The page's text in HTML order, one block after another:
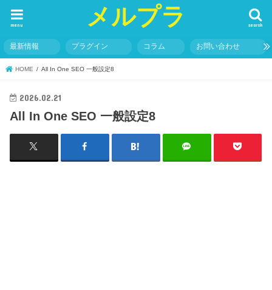
メルプラ search
menu
最新情報 プラグイン コラム お問い合わせ
HOME All In One SEO 一般設定8
2026.02.21
All In One SEO 一般設定8